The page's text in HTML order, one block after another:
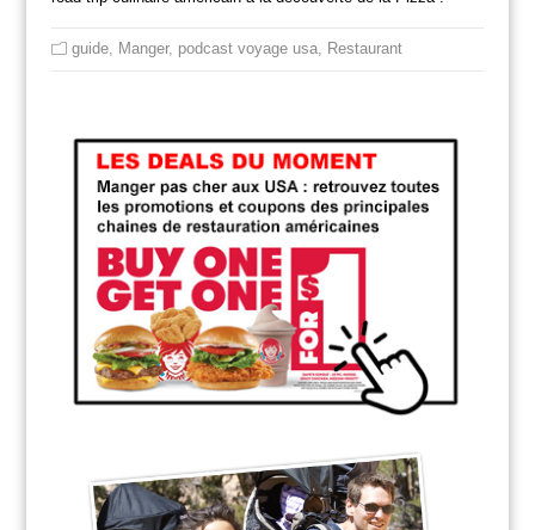
guide, Manger, podcast voyage usa, Restaurant